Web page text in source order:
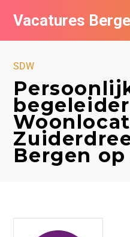
Vacatures
SDW
begeleider
Bergen
Vacatures per bedrijf
Zoom